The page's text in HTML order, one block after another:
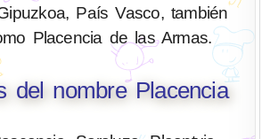
País Vasco, también
Placencia de las Armas.
del nombre Placencia